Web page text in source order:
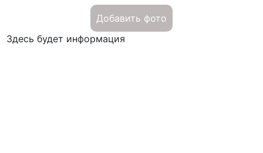
Добавить фото
Здесь будет информация